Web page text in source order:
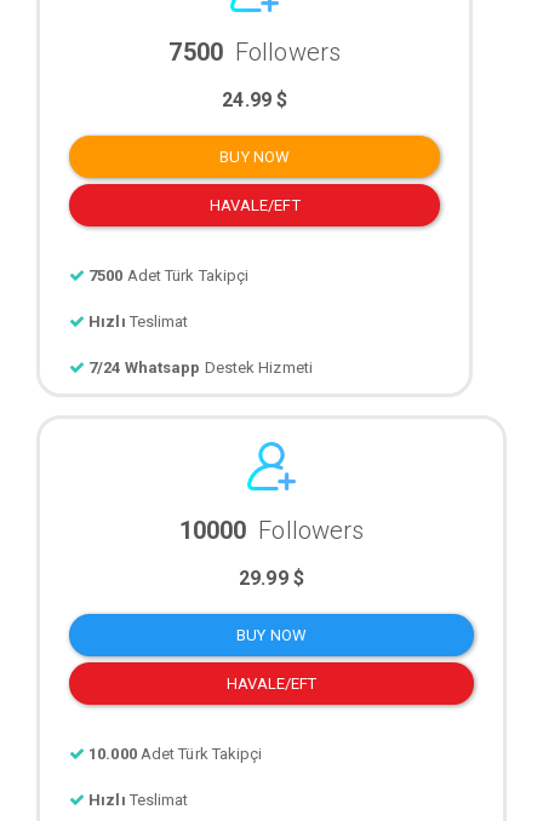
7500 Followers
24.99 $
BUY NOW
HAVALE/EFT
7500 Adet Türk Takipçi
Hızlı Teslimat
7/24 Whatsapp Destek Hizmeti
10000 Followers
29.99 $
BUY NOW
HAVALE/EFT
10.000 Adet Türk Takipçi
Hızlı Teslimat